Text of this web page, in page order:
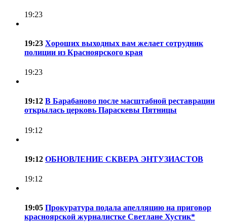
19:23
19:23 Хороших выходных вам желает сотрудник
полиции из Красноярского края
19:23
19:12 В Барабаново после масштабной реставрации
открылась церковь Параскевы Пятницы
19:12
19:12 ОБНОВЛЕНИЕ СКВЕРА ЭНТУЗИАСТОВ
19:12
19:05 Прокуратура подала апелляцию на приговор
красноярской журналистке Светлане Хустик*